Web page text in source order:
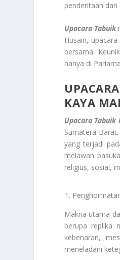
penderitaan
Upacara Tabuik
Husain,
bersama.
hanya di
KAYA
Upacara Tabuik
Sumatera
yang terjadi
melawan
religius, sosial,
Makna utama
berupa replika
kebenaran,
meneladani